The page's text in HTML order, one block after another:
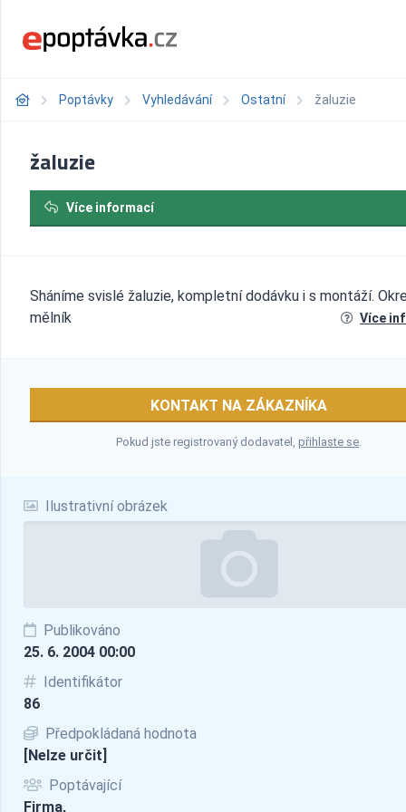
Poptávky Vyhledávání Ostatní žaluzie
Ilustrativní obrázek
Publikováno
25. 6. 2004 00:00
Identifikátor
86
Předpokládaná hodnota
[Nelze určit]
Poptávající
Firma,
žaluzie
Více informací
Sháníme svislé žaluzie, kompletní dodávku i s montáží.
mělník
Více
KONTAKT NA ZÁKAZNÍKA
Pokud jste registrovaný dodavatel, přihlaste se.